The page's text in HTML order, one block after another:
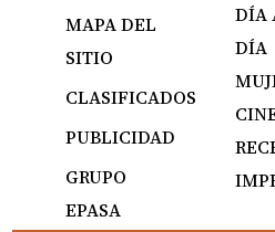
MAPA DEL
SITIO
CLASIFICADOS
PUBLICIDAD
GRUPO
EPASA
DÍA
DÍA